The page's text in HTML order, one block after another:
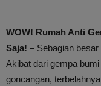
WOW! Rumah Anti
Saja! – Sebagian
Akibat dari gempa
goncangan,